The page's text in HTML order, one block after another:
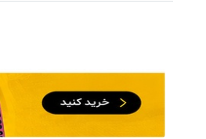
گردونه شانس بدون پوچ 💥